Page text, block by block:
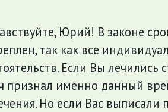
Юрий! В законе
так как все
Если Вы
признал именно данный
Но если Вас